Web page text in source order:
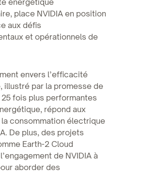
énergétique
place NVIDIA en position
aux défis
et opérationnels de
envers l’efficacité
illustré par la promesse de
fois plus performantes
répond aux
consommation électrique
De plus, des projets
Earth-2 Cloud
de NVIDIA à
aborder des